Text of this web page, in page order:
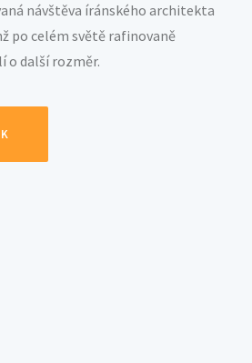
návštěva íránského architekta
po celém světě rafinovaně
o další rozměr.